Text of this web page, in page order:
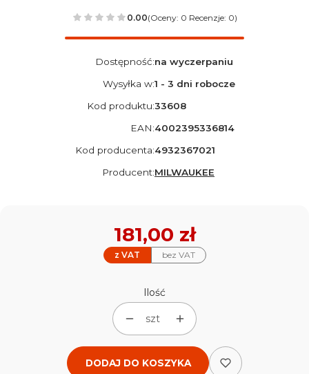
0.00(Oceny: 0 Recenzje: 0)
Dostępność:na wyczerpaniu
Wysyłka w:1 - 3 dni robocze
Kod produktu:33608
EAN:4002395336814
Kod producenta:4932367021
Producent:MILWAUKEE
z VAT bez VAT
Cena
181,00 zł
Ilość
szt
DODAJ DO KOSZYKA